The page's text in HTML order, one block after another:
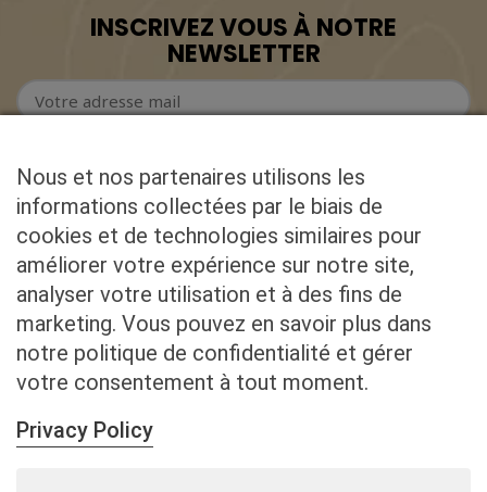
INSCRIVEZ VOUS À NOTRE
NEWSLETTER
CONTACT
ADRESSE
Chemin de Guimpoux 5,
B-6850 PALISEUL (Belgique)
TÉLÉPHONE
+32 474 43 51 09
Nous et nos partenaires utilisons les
informations collectées par le biais de
cookies et de technologies similaires pour
améliorer votre expérience sur notre site,
analyser votre utilisation et à des fins de
marketing. Vous pouvez en savoir plus dans
notre politique de confidentialité et gérer
votre consentement à tout moment.
Privacy Policy